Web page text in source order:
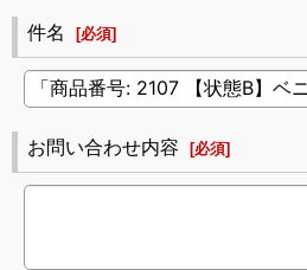
件名 [必須]
お問い合わせ内容 [必須]